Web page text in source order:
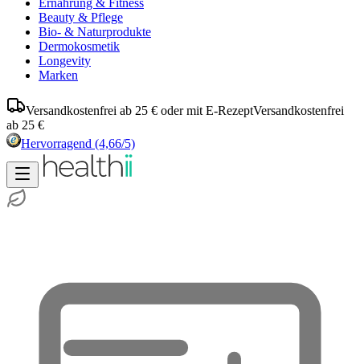
Ernährung & Fitness
Beauty & Pflege
Bio- & Naturprodukte
Dermokosmetik
Longevity
Marken
Versandkostenfrei ab 25 € oder mit E-RezeptVersandkostenfrei
ab 25 €
Hervorragend (4,66/5)